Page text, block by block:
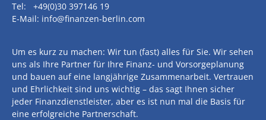
Tel: +49(0)30 397146 19
E-Mail: info@finanzen-berlin.com
Um es kurz zu machen: Wir tun (fast) alles für Sie. Wir sehen
uns als Ihre Partner für Ihre Finanz- und Vorsorgeplanung
und bauen auf eine langjährige Zusammenarbeit. Vertrauen
und Ehrlichkeit sind uns wichtig – das sagt Ihnen sicher
jeder Finanzdienstleister, aber es ist nun mal die Basis für
eine erfolgreiche Partnerschaft.